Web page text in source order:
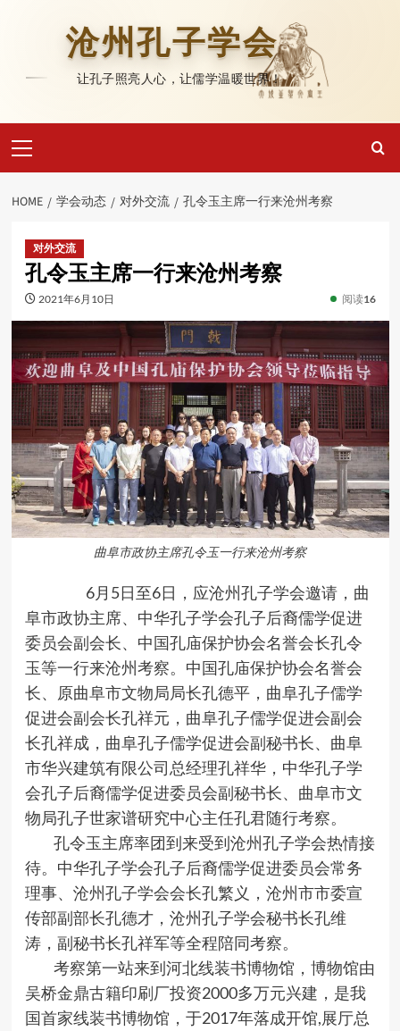
沧州孔子学会
让孔子照亮人心，让儒学温暖世界！
Menu
HOME 学会动态 对外交流 孔令玉主席一行来沧州考察
对外交流
孔令玉主席一行来沧州考察
2021年6月10日 阅读16
曲阜市政协主席孔令玉一行来沧州考察
6月5日至6日，应沧州孔子学会邀请，曲
阜市政协主席、中华孔子学会孔子后裔儒学促进
委员会副会长、中国孔庙保护协会名誉会长孔令
玉等一行来沧州考察。中国孔庙保护协会名誉会
长、原曲阜市文物局局长孔德平，曲阜孔子儒学
促进会副会长孔祥元，曲阜孔子儒学促进会副会
长孔祥成，曲阜孔子儒学促进会副秘书长、曲阜
市华兴建筑有限公司总经理孔祥华，中华孔子学
会孔子后裔儒学促进委员会副秘书长、曲阜市文
物局孔子世家谱研究中心主任孔君随行考察。
孔令玉主席率团到来受到沧州孔子学会热情接
待。中华孔子学会孔子后裔儒学促进委员会常务
理事、沧州孔子学会会长孔繁义，沧州市市委宣
传部副部长孔德才，沧州孔子学会秘书长孔维
涛，副秘书长孔祥军等全程陪同考察。
考察第一站来到河北线装书博物馆，博物馆由
吴桥金鼎古籍印刷厂投资2000多万元兴建，是我
国首家线装书博物馆，于2017年落成开馆,展厅总